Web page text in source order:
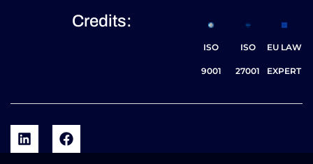
Credits:
ISO
9001
ISO
27001
EU LAW
EXPERT